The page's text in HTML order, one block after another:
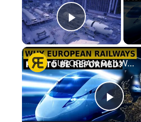
Play
Play
EUROPEAN RAILWAYS: Two Centuries of Existence in 15 Minutes!